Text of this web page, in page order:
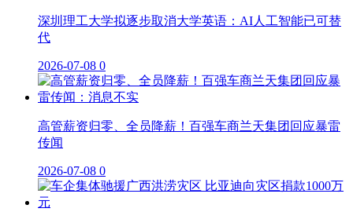
深圳理工大学拟逐步取消大学英语：AI人工智能已可替
代
2026-07-08 0
高管薪资归零、全员降薪！百强车商兰天集团回应暴雷
传闻
2026-07-08 0